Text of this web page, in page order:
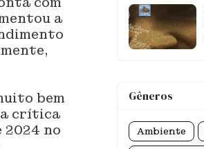
a
bem
crítica
2024 no
Gêneros
Ambiente